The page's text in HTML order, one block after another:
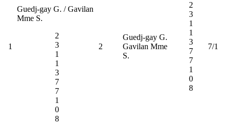
1
Guedj-gay G. / Gavilan
Mme S.
2
3
1
1
3
7
7
1
0
8
2
Guedj-gay G.
Gavilan Mme
S.
2
3
1
1
3
7
7
1
0
8
7/1